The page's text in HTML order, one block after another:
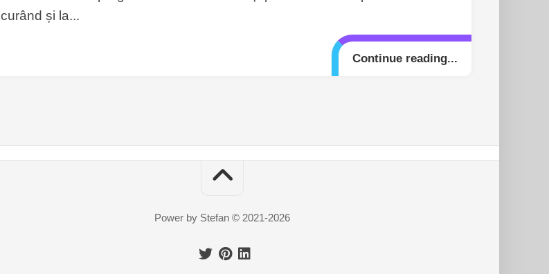
curând și la...
Continue reading...
Power by Stefan © 2021-2026